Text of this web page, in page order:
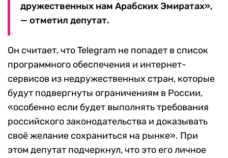
дружественных нам Арабских Эмиратах»,
— отметил депутат.
Он считает, что Telegram не попадет в список
программного обеспечения и интернет-
сервисов из недружественных стран, которые
будут подвергнуты ограничениям в России,
«особенно если будет выполнять требования
российского законодательства и доказывать
своё желание сохраниться на рынке». При
этом депутат подчеркнул, что это его личное